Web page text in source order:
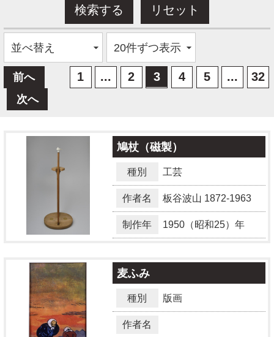
前へ 1 ... 2 3 4 5 ... 32
次へ
鳩杖（磁製）
種別 工芸
作者名 板谷波山 1872-1963
制作年 1950（昭和25）年
麦ふみ
種別 版画
作者名